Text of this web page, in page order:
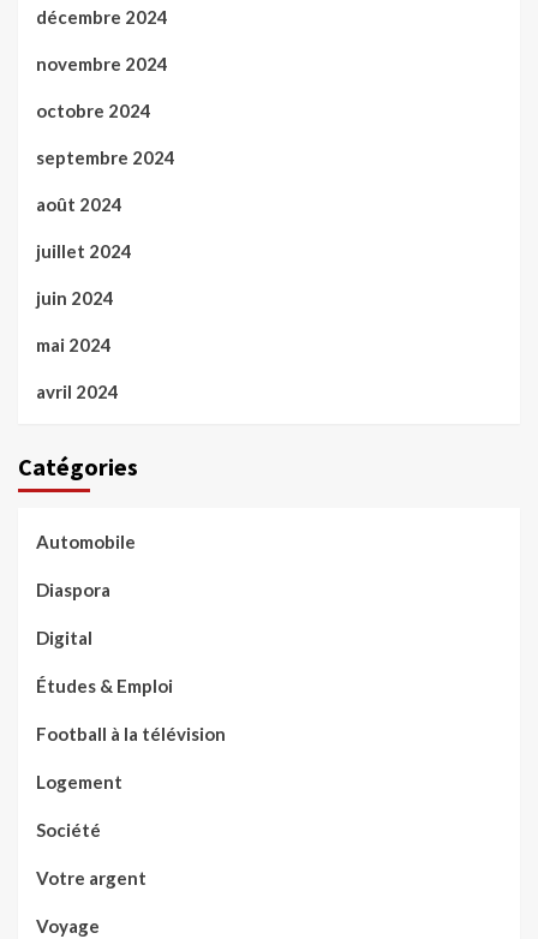
décembre 2024
novembre 2024
octobre 2024
septembre 2024
août 2024
juillet 2024
juin 2024
mai 2024
avril 2024
Catégories
Automobile
Diaspora
Digital
Études & Emploi
Football à la télévision
Logement
Société
Votre argent
Voyage